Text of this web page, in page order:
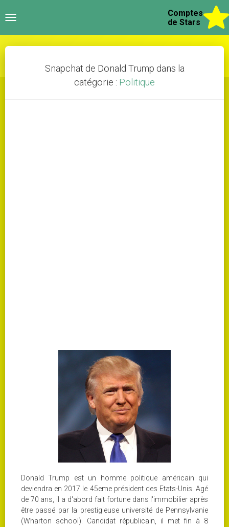
Toggle
Comptes
de Stars
Snapchat de Donald Trump dans la
catégorie : Politique
Donald Trump est un homme politique américain qui
deviendra en 2017 le 45eme président des Etats-Unis. Agé
de 70 ans, il a d'abord fait fortune dans l'immobilier après
être passé par la prestigieuse université de Pennsylvanie
(Wharton school). Candidat républicain, il met fin à 8